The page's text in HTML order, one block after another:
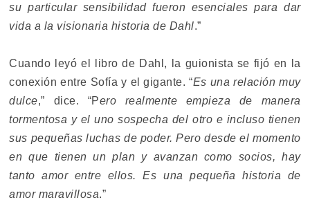
su particular sensibilidad fueron esenciales para dar
vida a la visionaria historia de Dahl.”
Cuando leyó el libro de Dahl, la guionista se fijó en la
conexión entre Sofía y el gigante. “Es una relación muy
dulce,” dice. “Pero realmente empieza de manera
tormentosa y el uno sospecha del otro e incluso tienen
sus pequeñas luchas de poder. Pero desde el momento
en que tienen un plan y avanzan como socios, hay
tanto amor entre ellos. Es una pequeña historia de
amor maravillosa.”